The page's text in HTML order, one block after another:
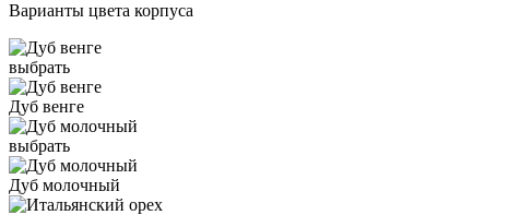
Варианты цвета корпуса
выбрать
Дуб венге
выбрать
Дуб молочный